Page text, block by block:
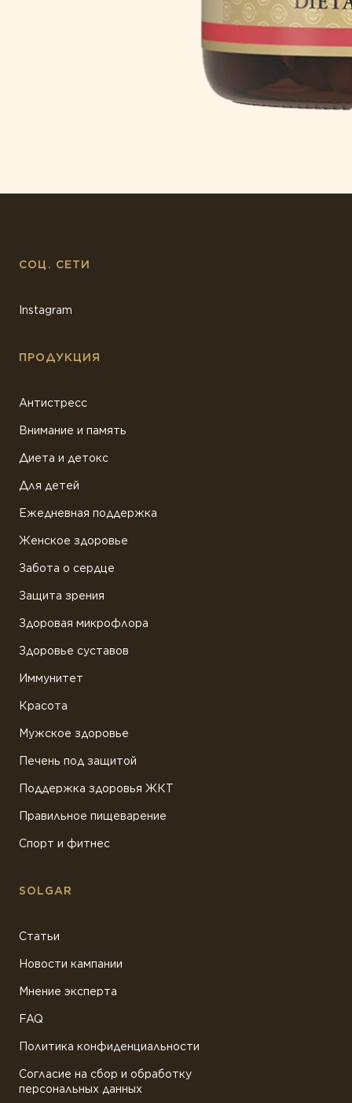
СОЦ. СЕТИ
Instagram
ПРОДУКЦИЯ
Антистресс
Внимание и память
Диета и детокс
Для детей
Ежедневная поддержка
Женское здоровье
Забота о сердце
Защита зрения
Здоровая микрофлора
Здоровье суставов
Иммунитет
Красота
Мужское здоровье
Печень под защитой
Поддержка здоровья ЖКТ
Правильное пищеварение
Спорт и фитнес
SOLGAR
Статьи
Новости кампании
Мнение эксперта
FAQ
Политика конфиденциальности
Согласие на сбор и обработку
персональных данных